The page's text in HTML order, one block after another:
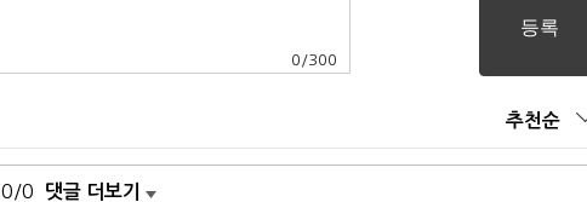
0 /300
추천순
0/0 댓글 더보기